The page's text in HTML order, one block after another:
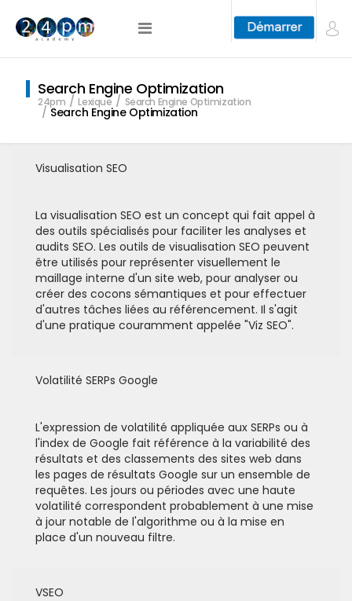
Search Engine Optimization
24pm Lexique Search Engine Optimization
Search Engine Optimization
Visualisation SEO
La visualisation SEO est un concept qui fait appel à
des outils spécialisés pour faciliter les analyses et
audits SEO. Les outils de visualisation SEO peuvent
être utilisés pour représenter visuellement le
maillage interne d'un site web, pour analyser ou
créer des cocons sémantiques et pour effectuer
d'autres tâches liées au référencement. Il s'agit
d'une pratique couramment appelée "Viz SEO".
Volatilité SERPs Google
L'expression de volatilité appliquée aux SERPs ou à
l'index de Google fait référence à la variabilité des
résultats et des classements des sites web dans
les pages de résultats Google sur un ensemble de
requêtes. Les jours ou périodes avec une haute
volatilité correspondent probablement à une mise
à jour notable de l'algorithme ou à la mise en
place d'un nouveau filtre.
VSEO